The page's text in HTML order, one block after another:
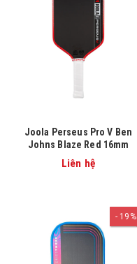
Joola Perseus Pro V Ben
Johns Blaze Red 16mm
Liên hệ
19%